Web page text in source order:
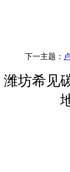
下一主题：
潍坊希